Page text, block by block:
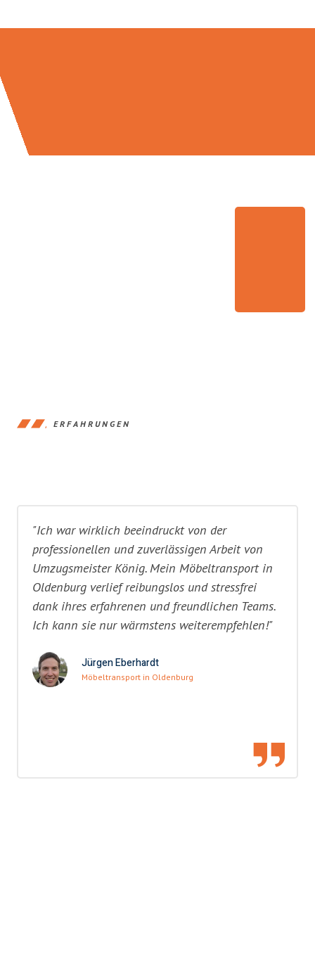
ERFAHRUNGEN
"Ich war wirklich beeindruckt von der
professionellen und zuverlässigen Arbeit von
Umzugsmeister König. Mein Möbeltransport in
Oldenburg verlief reibungslos und stressfrei
dank ihres erfahrenen und freundlichen Teams.
Ich kann sie nur wärmstens weiterempfehlen!"
Jürgen Eberhardt
Möbeltransport in Oldenburg